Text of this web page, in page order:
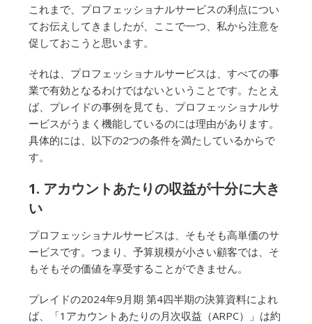
これまで、プロフェッショナルサービスの利点につい
てお伝えしてきましたが、ここで一つ、私から注意を
促しておこうと思います。
それは、プロフェッショナルサービスは、すべての事
業で有効となるわけではないということです。たとえ
ば、プレイドの事例を見ても、プロフェッショナルサ
ービスがうまく機能しているのには理由があります。
具体的には、以下の2つの条件を満たしているからで
す。
1. アカウントあたりの収益が十分に大き
い
プロフェッショナルサービスは、そもそも高単価のサ
ービスです。つまり、予算規模が小さい顧客では、そ
もそもその価値を享受することができません。
プレイドの2024年9月期 第4四半期の決算資料によれ
ば、「1アカウントあたりの月次収益（ARPC）」は約